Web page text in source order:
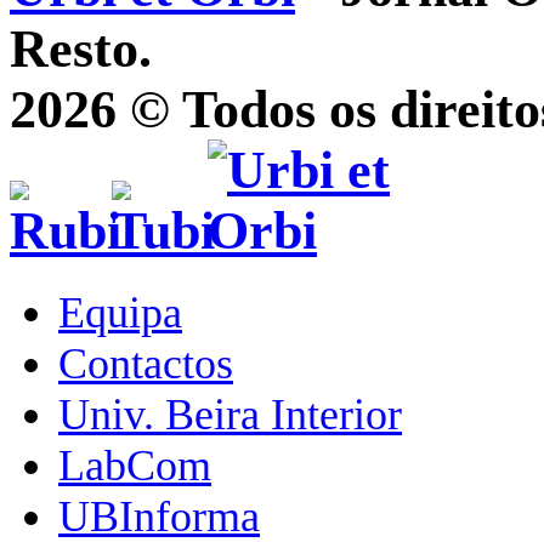
Resto.
2026 © Todos os
Equipa
Contactos
Univ. Beira Interior
LabCom
UBInforma